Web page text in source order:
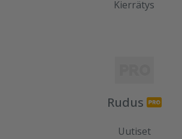
Kierrätys
Rudus
Uutiset